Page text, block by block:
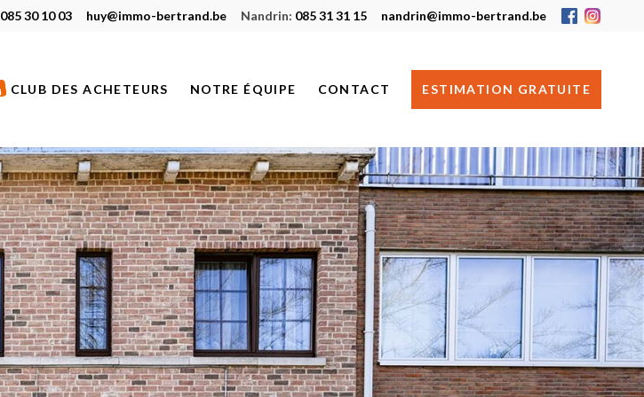
085 30 10 03 huy@immo-bertrand.be Nandrin: 085 31 31 15 nandrin@immo-bertrand.be
CLUB DES ACHETEURS NOTRE ÉQUIPE CONTACT
NANDRIN
JE RECHERCHE UN BIEN
ESTIMATION GRATUITE